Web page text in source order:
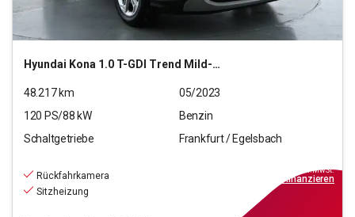
Hyundai Kona 1.0 T-GDI Trend Mild-Hybrid 2WD (EURO 6d)
48.217km
05/2023
120 PS/88 kW
Benzin
Schaltgetriebe
Frankfurt / Egelsbach
Rückfahrkamera
Sitzheizung
inkl.MwSt.
finanzieren